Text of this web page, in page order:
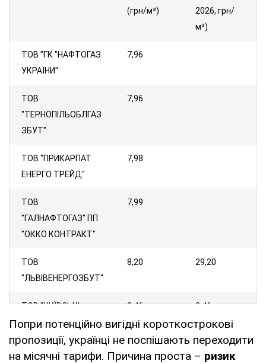
(грн/м³)
2026, грн/
м³)
ТОВ "ГК "НАФТОГАЗ
УКРАЇНИ"
7,96
ТОВ
"ТЕРНОПІЛЬОБЛГАЗ
ЗБУТ"
7,96
ТОВ "ПРИКАРПАТ
ЕНЕРГО ТРЕЙД"
7,98
ТОВ
"ГАЛНАФТОГАЗ" ПП
"ОККО КОНТРАКТ"
7,99
ТОВ
"ЛЬВІВЕНЕРГОЗБУТ"
8,20 29,20
ТОВ "КИЇВСЬКІ
ЕНЕРГЕТИЧНІ
ПОСЛУГИ" (YASNO)
8,46 8,46
Попри потенційно вигідні короткострокові
пропозиції, українці не поспішають переходити
на місячні тарифи. Причина проста – ризик